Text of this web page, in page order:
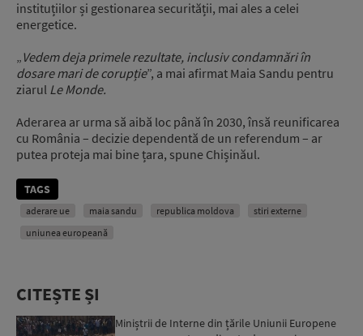
instituțiilor și gestionarea securității, mai ales a celei
energetice.
„Vedem deja primele rezultate, inclusiv condamnări în
dosare mari de corupție”, a mai afirmat Maia Sandu pentru
ziarul Le Monde.
Aderarea ar urma să aibă loc până în 2030, însă reunificarea
cu România – decizie dependentă de un referendum – ar
putea proteja mai bine țara, spune Chișinăul.
TAGS
aderare ue maia sandu republica moldova
stiri externe
uniunea europeană
CITEȘTE ȘI
Miniștrii de Interne din țările Uniunii Europene